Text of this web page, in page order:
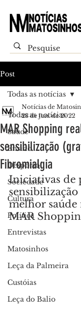
Post
Todas as notícias
Saúde
Ensino
Desporto
Sociedade
Cultura
Política
Entrevistas
Matosinhos
Leça da Palmeira
Custóias
Leça do Balio
Todas as notícias
MAR Shopping
sensibilização
Fibromialgia
Notícias de
23 de jun. de 2022
Iniciativas de
melhor saúde
MAR